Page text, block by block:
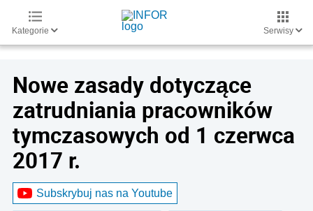
Kategorie Serwisy
Nowe zasady dotyczące
zatrudniania pracowników
tymczasowych od 1 czerwca
2017 r.
Subskrybuj nas na Youtube